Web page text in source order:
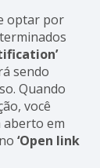
optar por
sendo
Quando
você
aberto em
‘Open link